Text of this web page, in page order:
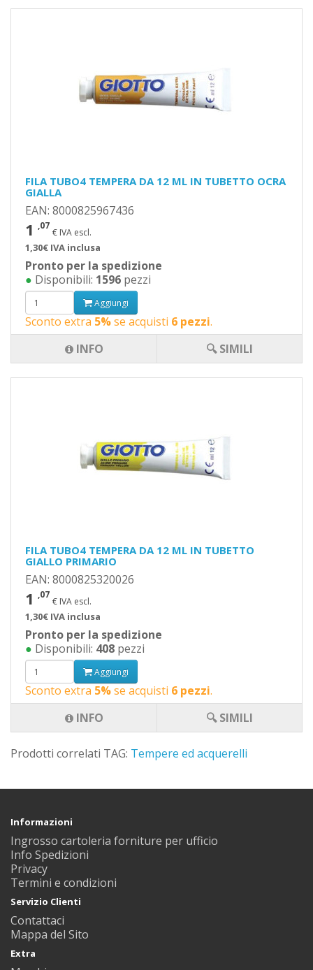
FILA TUBO4 TEMPERA DA 12 ML IN TUBETTO
GIALLO PRIMARIO
EAN: 8000825320026
1 ,07
€ IVA escl.
1,30€ IVA inclusa
Pronto per la spedizione
● Disponibili: 408 pezzi
Aggiungi
Sconto extra 5%se acquisti 6 pezzi.
INFO
🔍 SIMILI
FILA TUBO4 TEMPERA DA 12 ML IN TUBETTO OCRA
GIALLA
EAN: 8000825967436
1 ,07
€ IVA escl.
1,30€ IVA inclusa
Pronto per la spedizione
● Disponibili: 1596 pezzi
Aggiungi
Sconto extra 5%se acquisti 6 pezzi.
INFO
🔍 SIMILI
Prodotti correlati TAG: Tempere ed acquerelli
Informazioni
Ingrosso cartoleria forniture per ufficio
Info Spedizioni
Privacy
Termini e condizioni
Servizio Clienti
Contattaci
Mappa del Sito
Extra